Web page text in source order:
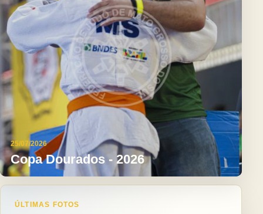
25/07/2026
Copa Dourados - 2026
ÚLTIMAS FOTOS